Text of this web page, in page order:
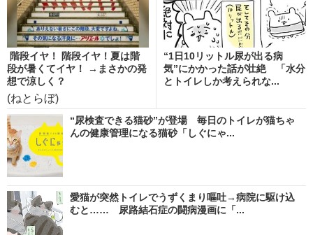
階段イヤ！ 階段イヤ！夏は階
段が暑くてイヤ！ →まさかの発
想で涼しく？
(ねとらぼ)
“1日10リットル尿が出る病
気”にかかった話が壮絶 「水分
とトイレしか考えられな...
“尿検査できる猫砂”が登場 毎日のトイレが猫ちゃ
んの健康管理になる猫砂「しぐにゃ...
愛猫が突然トイレでうずくまり嘔吐→病院に駆け込
むと…… 尿路結石症の闘病漫画に「...